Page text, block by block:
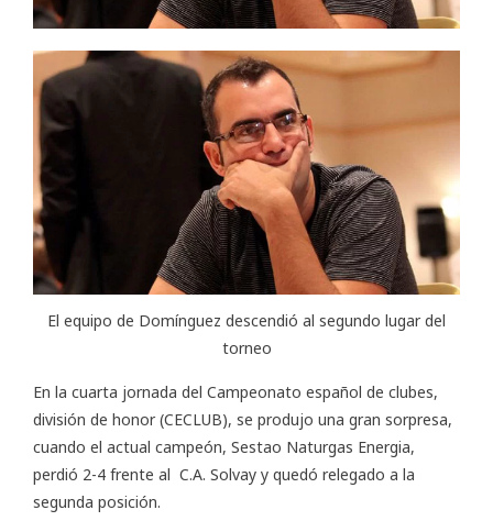
El equipo de Domínguez descendió al segundo lugar del
torneo
En la cuarta jornada del Campeonato español de clubes,
división de honor (CECLUB), se produjo una gran sorpresa,
cuando el actual campeón, Sestao Naturgas Energia,
perdió 2-4 frente al C.A. Solvay y quedó relegado a la
segunda posición.